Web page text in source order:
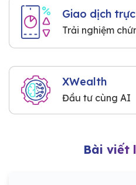
Giao dịch
Trải nghiệm
XWealth
Đầu tư cùng AI
Bài viết